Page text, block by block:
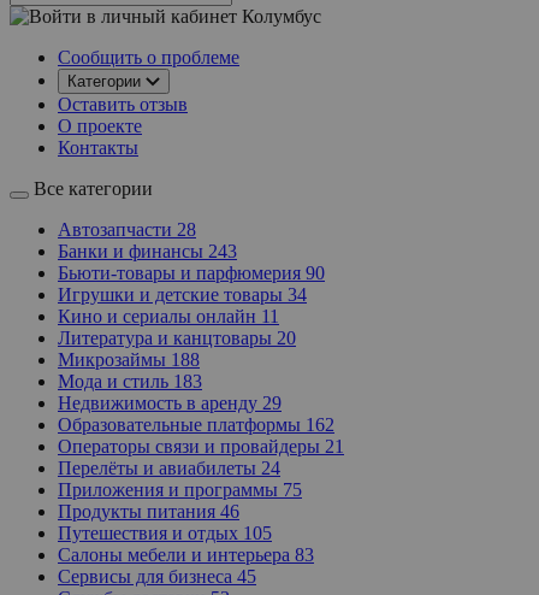
Колумбус
Сообщить о проблеме
Категории
Оставить отзыв
О проекте
Контакты
Все категории
Автозапчасти 28
Банки и финансы 243
Бьюти-товары и парфюмерия 90
Игрушки и детские товары 34
Кино и сериалы онлайн 11
Литература и канцтовары 20
Микрозаймы 188
Мода и стиль 183
Недвижимость в аренду 29
Образовательные платформы 162
Операторы связи и провайдеры 21
Перелёты и авиабилеты 24
Приложения и программы 75
Продукты питания 46
Путешествия и отдых 105
Салоны мебели и интерьера 83
Сервисы для бизнеса 45